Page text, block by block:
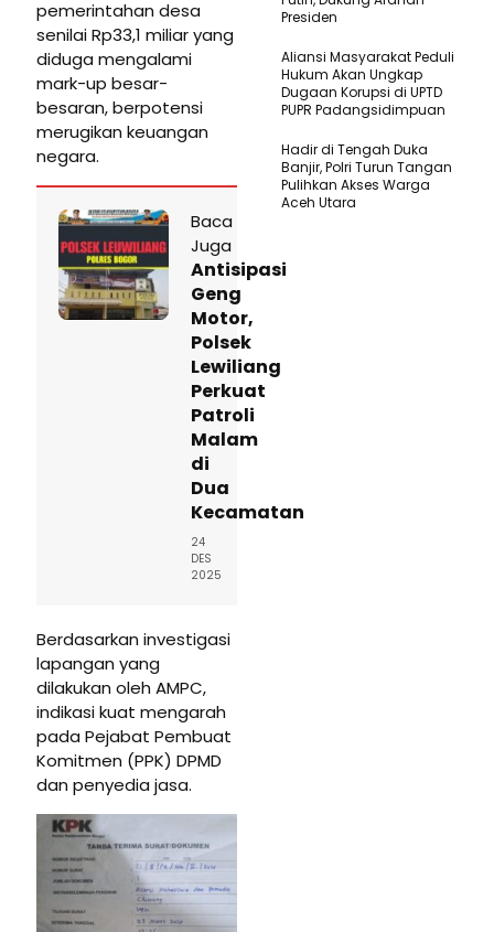
pemerintahan desa
senilai Rp33,1 miliar yang
diduga mengalami
mark-up besar-
besaran, berpotensi
merugikan keuangan
negara.
Baca
Juga
Antisipasi
Geng
Motor,
Polsek
Lewiliang
Perkuat
Patroli
Malam
di
Dua
Kecamatan
24
DES
2025
Berdasarkan investigasi
lapangan yang
dilakukan oleh AMPC,
indikasi kuat mengarah
pada Pejabat Pembuat
Komitmen (PPK) DPMD
dan penyedia jasa.
Presiden
Aliansi Masyarakat Peduli
Hukum Akan Ungkap
Dugaan Korupsi di UPTD
PUPR Padangsidimpuan
Hadir di Tengah Duka
Banjir, Polri Turun Tangan
Pulihkan Akses Warga
Aceh Utara